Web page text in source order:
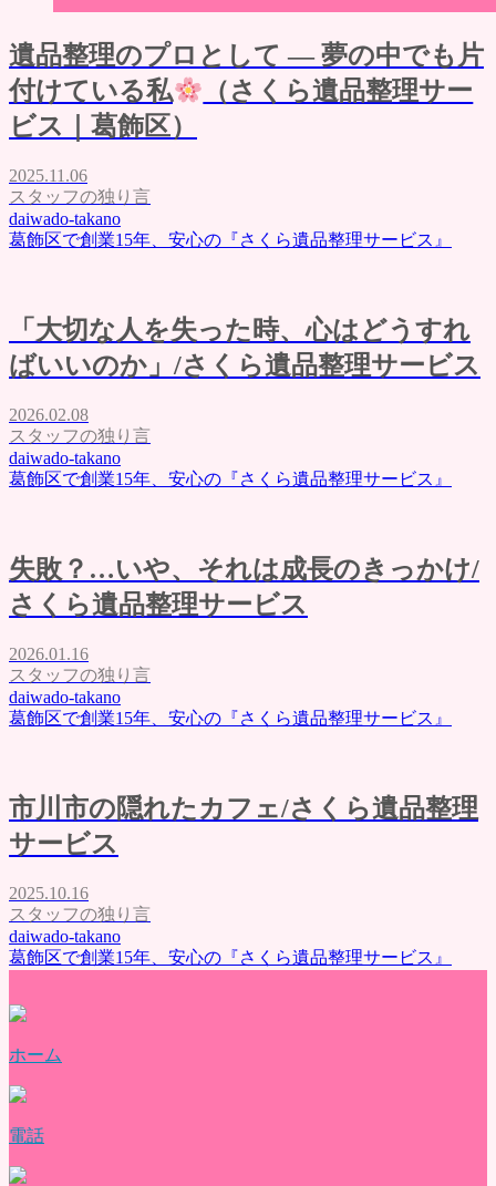
遺品整理のプロとして ― 夢の中でも片
付けている私
（さくら遺品整理サー
ビス｜葛飾区）
2025.11.06
スタッフの独り言
daiwado-takano
葛飾区で創業15年、安心の『さくら遺品整理サービス』
「大切な人を失った時、心はどうすれ
ばいいのか」/さくら遺品整理サービス
2026.02.08
スタッフの独り言
daiwado-takano
葛飾区で創業15年、安心の『さくら遺品整理サービス』
失敗？…いや、それは成長のきっかけ/
さくら遺品整理サービス
2026.01.16
スタッフの独り言
daiwado-takano
葛飾区で創業15年、安心の『さくら遺品整理サービス』
市川市の隠れたカフェ/さくら遺品整理
サービス
2025.10.16
スタッフの独り言
daiwado-takano
葛飾区で創業15年、安心の『さくら遺品整理サービス』
ホーム
電話